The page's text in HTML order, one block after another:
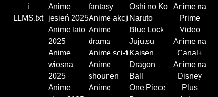
i
LLMS.txt
Anime
jesień 2025
Anime lato
2025
Anime
wiosna
2025
Anime
fantasy
Anime akcji
Anime
drama
Anime sci-fi
Anime
shounen
Anime
Oshi no Ko
Naruto
Blue Lock
Jujutsu
Kaisen
Dragon
Ball
One Piece
Anime na
Prime
Video
Anime na
Canal+
Anime na
Disney
Plus